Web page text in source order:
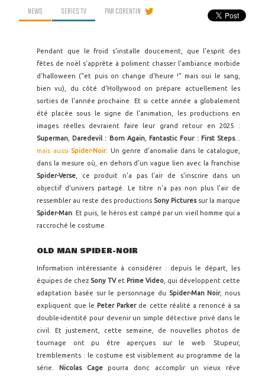
NEWS SERIES TV PARCORENTIN
Pendant que le froid s'installe doucement, que l'esprit des
fêtes de noël s'apprête à poliment chasser l'ambiance morbide
d'halloween ("et puis on change d'heure !" mais oui le sang,
bien vu), du côté d'Hollywood on prépare actuellement les
sorties de l'année prochaine. Et si cette année a globalement
été placée sous le signe de l'animation, les productions en
images réelles devraient faire leur grand retour en 2025 :
Superman
Daredevil : Born Again, Fantastic Four : First Steps...
mais aussi Spider-Noir. Un genre d'anomalie dans le catalogue,
dans la mesure où, en dehors d'un vague lien avec la franchise
Spider-Verse , ce produit n'a pas l'air de s'inscrire dans un
objectif d'univers partagé. Le titre n'a pas non plus l'air de
ressembler au reste des productions Sony Picturessur la marque
Spider-Man . Et puis, le héros est campé par un vieil homme qui a
raccroché le costume.
OLD MAN SPIDER-NOIR
Information intéressante à considérer : depuis le départ, les
équipes de chez Sony TVet Prime Video , qui développent cette
adaptation basée sur le personnage du Spider-Man Noir, nous
expliquent que le Peter Parkerde cette réalité a renoncé à sa
double-identité pour devenir un simple détective privé dans le
civil. Et justement, cette semaine, de nouvelles photos de
tournage ont pu être aperçues sur le web. Stupeur,
tremblements : le costume est visiblement au programme de la
série.
Nicolas Cagepourra donc accomplir un vieux rêve